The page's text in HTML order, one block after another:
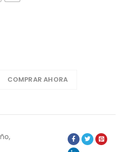
COMPRAR AHORA
,